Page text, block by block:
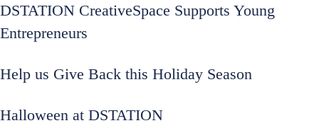
DSTATION CreativeSpace Supports Young
Entrepreneurs
Help us Give Back this Holiday Season
Halloween at DSTATION